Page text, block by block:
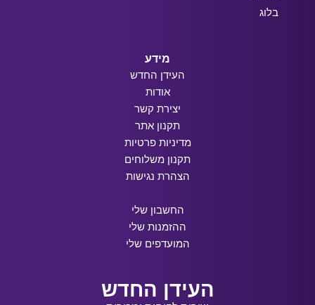
בלוג
מידע
העידן החדש
אודות
יצירת קשר
תקנון אתר
מדיניות פרטיות
תקנון משלוחים
הצהרת נגישות
החשבון שלי
ההזמנות שלי
המועדפים שלי
העידן החדש